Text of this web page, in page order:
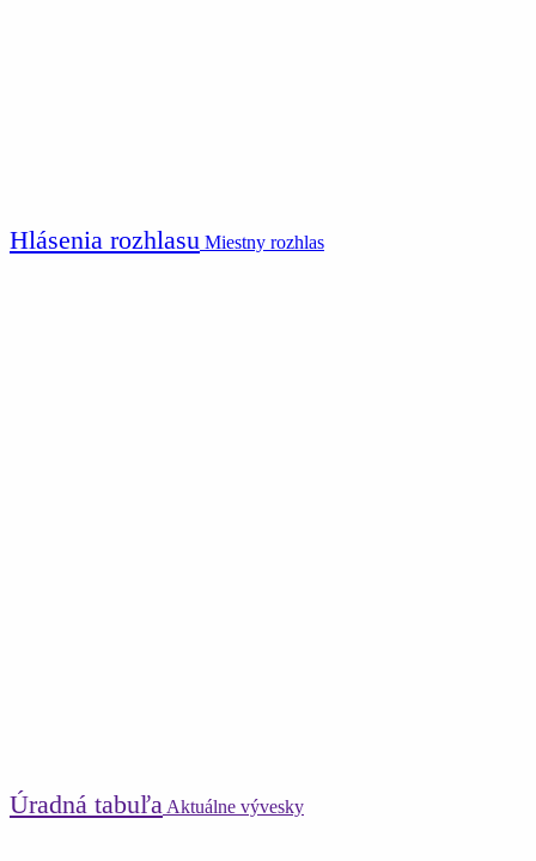
Hlásenia rozhlasu Miestny rozhlas
Úradná tabuľa Aktuálne vývesky